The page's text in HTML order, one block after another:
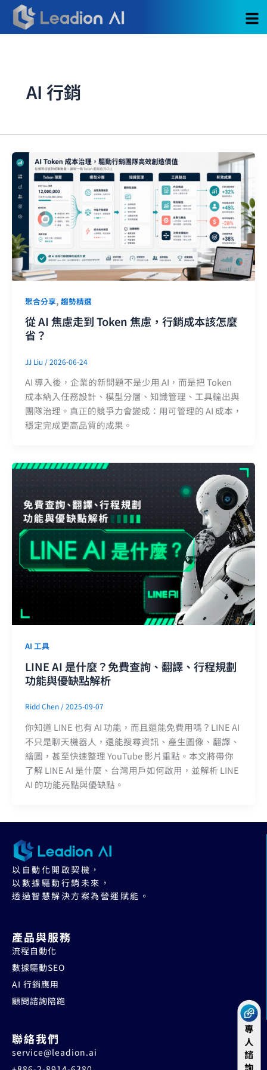
主
AI 行銷
聚合分享, 趨勢精選
從 AI 焦慮走到 Token 焦慮，行銷成本該怎麼
省？
JJ Liu /2026-06-24
AI 導入後，企業的新問題不是少用 AI，而是把 Token
成本納入任務設計、模型分層、知識管理、工具輸出與
團隊治理。真正的競爭力會變成：用可管理的 AI 成本，
穩定完成更高品質的成果。
AI 工具
LINE AI 是什麼？免費查詢、翻譯、行程規劃
功能與優缺點解析
Ridd Chen /2025-09-07
你知道 LINE 也有 AI 功能，而且還能免費用嗎？LINE AI
不只是聊天機器人，還能搜尋資訊、產生圖像、翻譯、
繪圖，甚至快速整理 YouTube 影片重點。本文將帶你
了解 LINE AI 是什麼、台灣用戶如何啟用，並解析 LINE
AI 的功能亮點與優缺點。
以自動化開啟契機，
以數據驅動行銷未來，
透過智慧解決方案為營運賦能。
產品與服務
流程自動化
數據驅動SEO
AI 行銷應用
顧問諮詢陪跑
聯絡我們
service@leadion.ai